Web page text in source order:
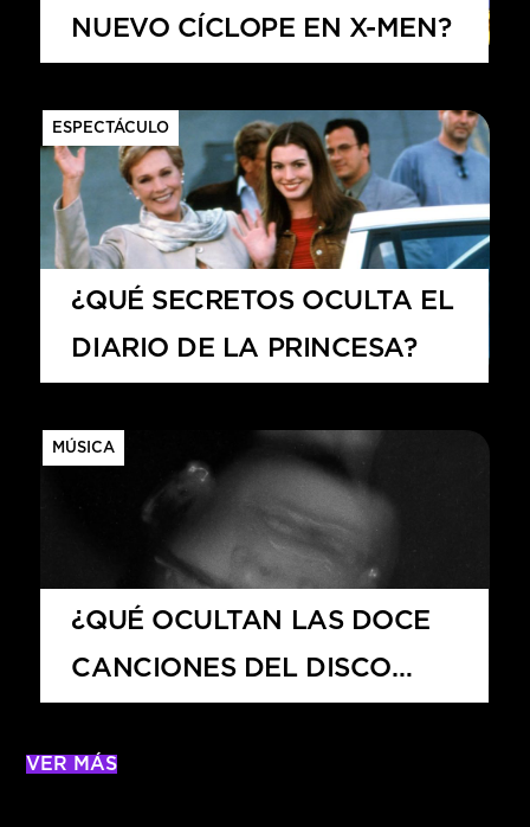
NUEVO CÍCLOPE EN X-MEN?
ESPECTÁCULO
¿QUÉ SECRETOS OCULTA EL
DIARIO DE LA PRINCESA?
MÚSICA
¿QUÉ OCULTAN LAS DOCE
CANCIONES DEL DISCO
VER MÁS